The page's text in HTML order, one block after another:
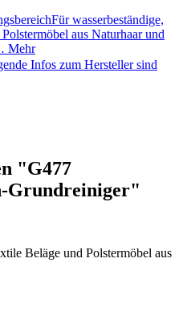
wasserbeständige,
aus Naturhaar und
Mehr
Infos zum Hersteller sind
"G477
Grundreiniger"
Beläge und Polstermöbel aus